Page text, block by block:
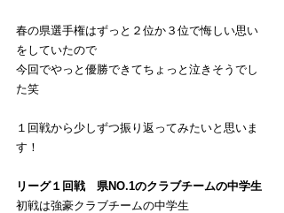
春の県選手権はずっと２位か３位で悔しい思い
をしていたので
今回でやっと優勝できてちょっと泣きそうでし
た笑
１回戦から少しずつ振り返ってみたいと思いま
す！
リーグ１回戦　県NO.1のクラブチームの中学生
初戦は強豪クラブチームの中学生